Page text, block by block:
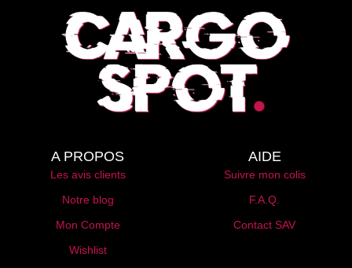
A PROPOS
Les avis clients
Notre blog
Mon Compte
Wishlist
AIDE
Suivre mon colis
F.A.Q.
Contact SAV